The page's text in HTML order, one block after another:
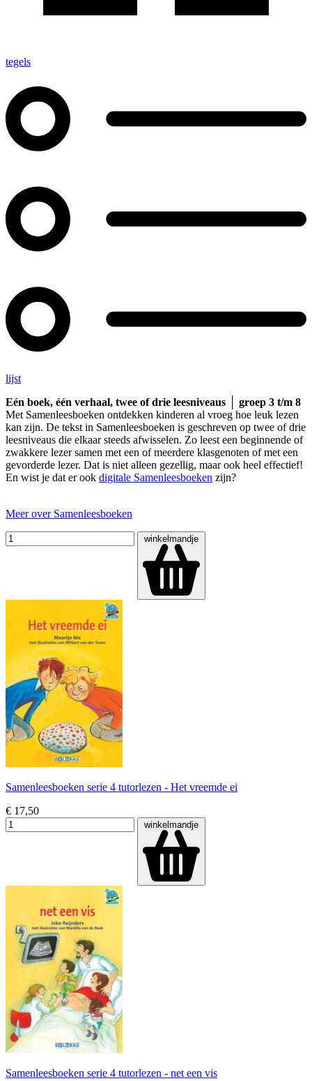
tegels
lijst
Eén boek, één verhaal, twee of drie leesniveaus │ groep 3 t/m 8
Met Samenleesboeken ontdekken kinderen al vroeg hoe leuk lezen
kan zijn. De tekst in Samenleesboeken is geschreven op twee of drie
leesniveaus die elkaar steeds afwisselen. Zo leest een beginnende of
zwakkere lezer samen met een of meerdere klasgenoten of met een
gevorderde lezer. Dat is niet alleen gezellig, maar ook heel effectief!
En wist je dat er ook digitale Samenleesboeken zijn?
Meer over Samenleesboeken
winkelmandje
Samenleesboeken serie 4 tutorlezen - Het vreemde ei
€ 17,50
winkelmandje
Samenleesboeken serie 4 tutorlezen - net een vis